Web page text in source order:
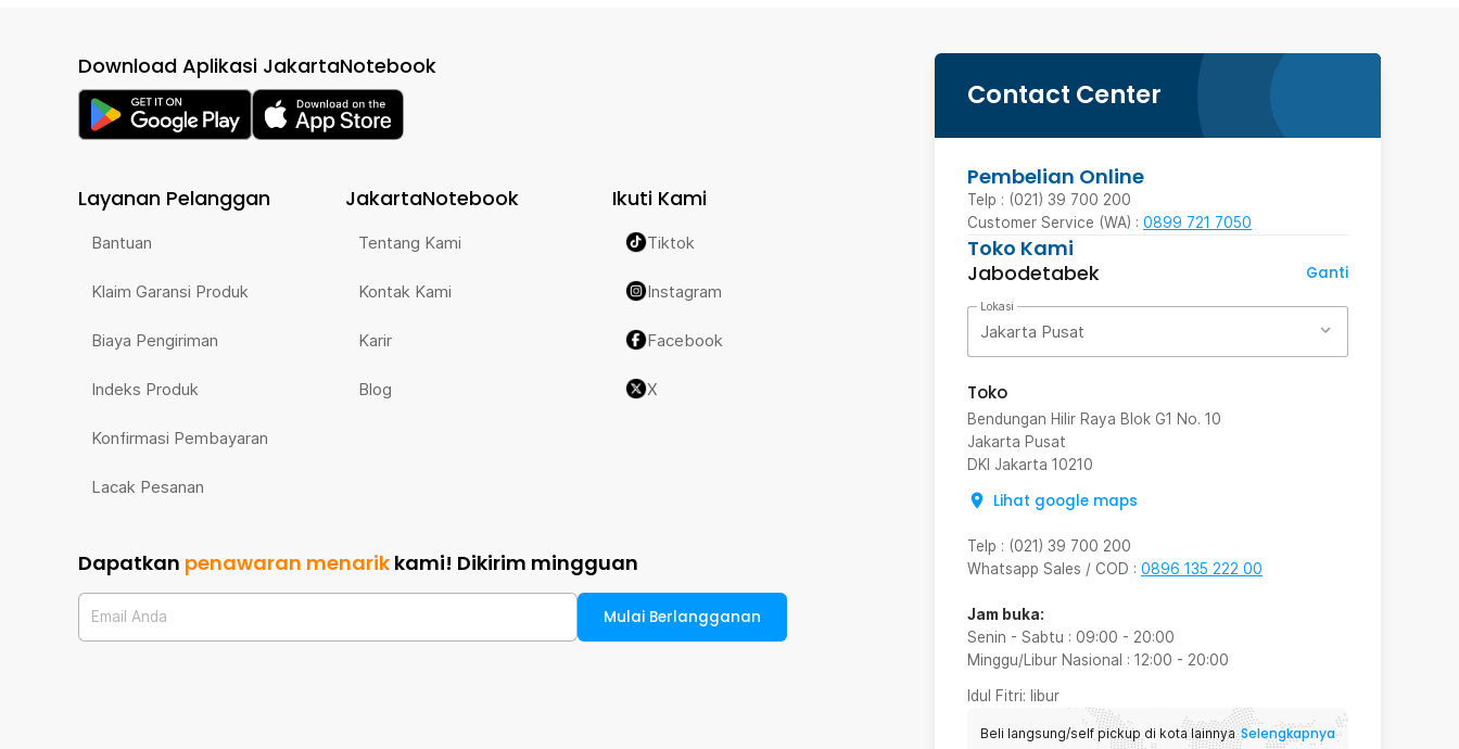
Contact Center
Pembelian Online
Telp : (021) 39 700 200
Customer Service (WA) : 0899 721 7050
Toko Kami
Jabodetabek
Ganti
Lokasi
Jakarta Pusat
Toko
Bendungan Hilir Raya Blok G1 No. 10
Jakarta Pusat
DKI Jakarta 10210
Lihat google maps
Telp : (021) 39 700 200
Whatsapp Sales / COD : 0896 135 222 00
Jam buka:
Senin - Sabtu : 09:00 - 20:00
Minggu/Libur Nasional : 12:00 - 20:00
Idul Fitri: libur
Beli langsung/self pickup di kota lainnya Selengkapnya
Download Aplikasi JakartaNotebook
Layanan Pelanggan
Bantuan
Klaim Garansi Produk
Biaya Pengiriman
Indeks Produk
Konfirmasi Pembayaran
Lacak Pesanan
JakartaNotebook
Tentang Kami
Kontak Kami
Karir
Blog
Ikuti Kami
Tiktok
Instagram
Facebook
X
Dapatkan penawaran menarik kami! Dikirim mingguan
Email Anda Mulai Berlangganan